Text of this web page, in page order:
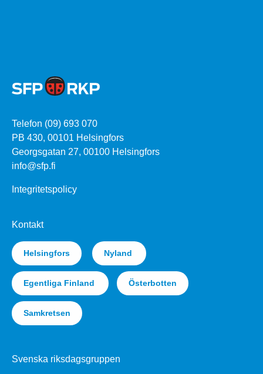
Telefon (09) 693 070
PB 430, 00101 Helsingfors
Georgsgatan 27, 00100 Helsingfors
info@sfp.fi
Integritetspolicy
Kontakt
Helsingfors Nyland
Egentliga Finland Österbotten
Samkretsen
Svenska riksdagsgruppen